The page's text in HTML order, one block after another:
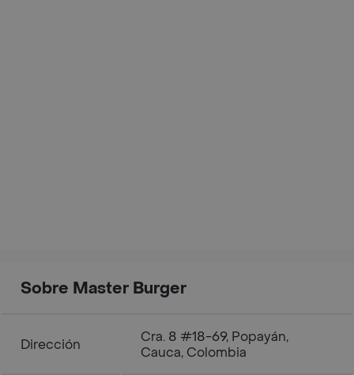
Sobre Master Burger
Dirección
Cra. 8 #18-69, Popayán,
Cauca, Colombia